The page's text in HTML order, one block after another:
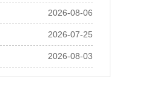
2026-08-06
2026-07-25
2026-08-03